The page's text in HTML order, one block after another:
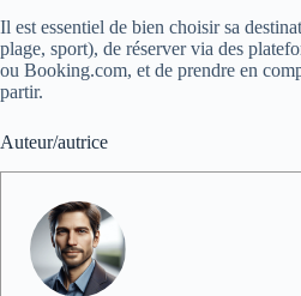
Il est essentiel de bien choisir sa
plage, sport), de réserver via des
ou Booking.com, et de prendre en
partir.
Auteur/autrice